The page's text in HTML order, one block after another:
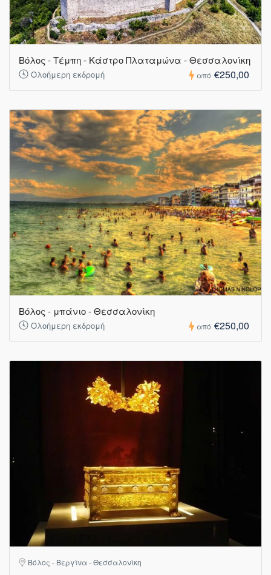
Βόλος - Τέμπη - Κάστρο Πλαταμώνα - Θεσσαλονίκη
Ολοήμερη εκδρομή από €250,00
Βόλος - μπάνιο - Θεσσαλονίκη
Ολοήμερη εκδρομή από €250,00
Βόλος - Βεργίνα - Θεσσαλονίκη